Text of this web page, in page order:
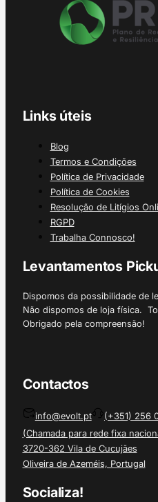
Links úteis
Blog
Termos e Condições
Política de Privacidade
Política de Cookies
Resolução de Litígios
RGPD
Trabalha Connosco!
Levantamentos
Dispomos da possibilidade de
Não dispomos de loja física.
Obrigado pela compreensão!
Contactos
info@evolt.pt
(+351) 256
(Chamada para rede fixa
3720-362 Vila de Cucujães
Oliveira de Azeméis, Portugal
Socializa!